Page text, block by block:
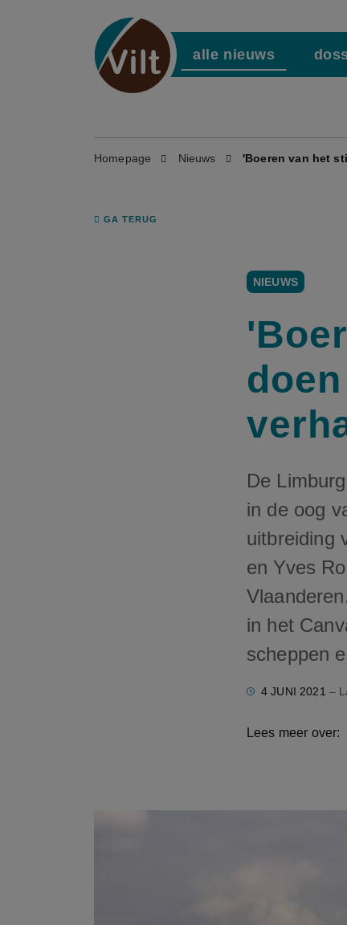
alle nieuws
Homepage Nieuws 'Boeren van het
GA TERUG
NIEUWS
De
in de oog
uitbreiding
en Yves
in het
scheppen
4 JUNI 2021 –
Lees meer over: